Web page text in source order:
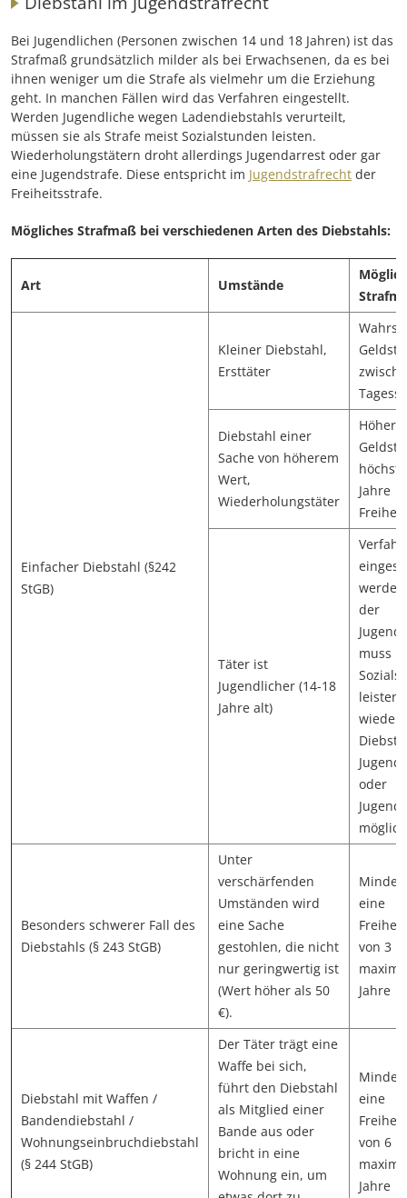
Bei Jugendlichen (Personen zwischen 14 und 18 Jahren) ist das
Strafmaß grundsätzlich milder als bei Erwachsenen, da es bei
ihnen weniger um die Strafe als vielmehr um die Erziehung
geht. In manchen Fällen wird das Verfahren eingestellt.
Werden Jugendliche wegen Ladendiebstahls verurteilt,
müssen sie als Strafe meist Sozialstunden leisten.
Wiederholungstätern droht allerdings Jugendarrest oder gar
eine Jugendstrafe. Diese entspricht im Jugendstrafrecht der
Freiheitsstrafe.
Mögliches Strafmaß bei verschiedenen Arten des Diebstahls:
Art Umstände
Einfacher Diebstahl (§242
StGB)
Kleiner Diebstahl,
Ersttäter
Diebstahl einer
Sache von höherem
Wert,
Wiederholungstäter
Höhere
Jahre
Täter ist
Jugendlicher (14-18
Jahre alt)
der
muss
leisten.
oder
Besonders schwerer Fall des
Diebstahls (§ 243 StGB)
Unter
verschärfenden
Umständen wird
eine Sache
gestohlen, die nicht
nur geringwertig ist
(Wert höher als 50
€).
eine
von 3
Jahre
Diebstahl mit Waffen /
Bandendiebstahl /
Wohnungseinbruchdiebstahl
(§ 244 StGB)
Der Täter trägt eine
Waffe bei sich,
führt den Diebstahl
als Mitglied einer
Bande aus oder
bricht in eine
Wohnung ein, um
eine
von 6
Jahre